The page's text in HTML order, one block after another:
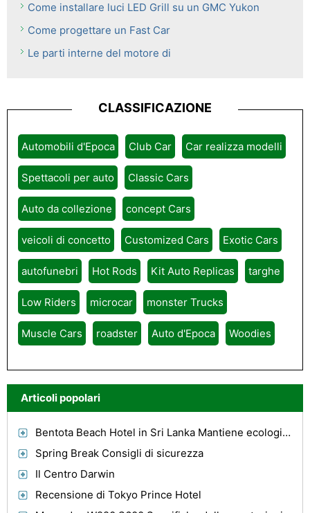
Come installare luci LED Grill su un GMC Yukon
Come progettare un Fast Car
Le parti interne del motore di
CLASSIFICAZIONE
Automobili d'Epoca Club Car Car realizza modelli
Spettacoli per auto Classic Cars
Auto da collezione concept Cars
veicoli di concetto Customized Cars Exotic Cars
autofunebri Hot Rods Kit Auto Replicas targhe
Low Riders microcar monster Trucks
Muscle Cars roadster Auto d'Epoca Woodies
Articoli popolari
Bentota Beach Hotel in Sri Lanka Mantiene ecologico status Viene assegnato Green Globe Re-certifi
Spring Break Consigli di sicurezza
Il Centro Darwin
Recensione di Tokyo Prince Hotel